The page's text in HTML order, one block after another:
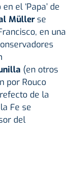
el ‘Papa’ de
Müller se
en una
(en otros
por Rouco
de la
Fe se
del